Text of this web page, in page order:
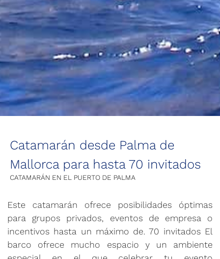
Catamarán desde Palma de
Mallorca para hasta 70 invitados
CATAMARÁN EN EL PUERTO DE PALMA
Este catamarán ofrece posibilidades óptimas
para grupos privados, eventos de empresa o
incentivos hasta un máximo de. 70 invitados El
barco ofrece mucho espacio y un ambiente